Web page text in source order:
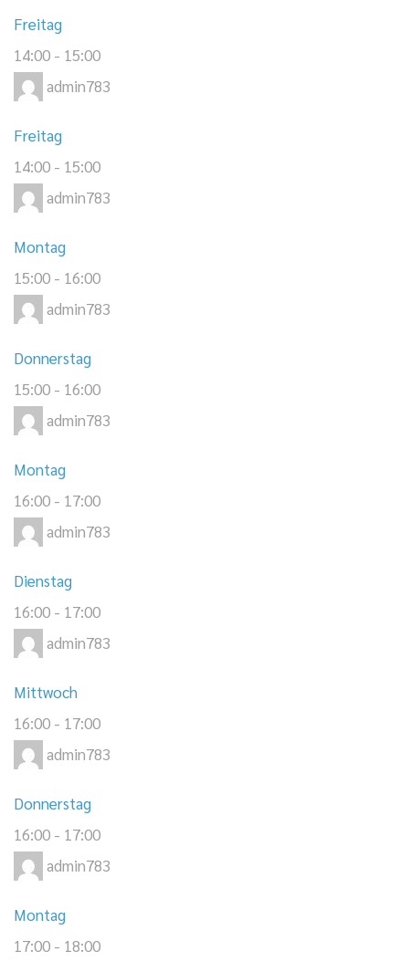
Freitag
14:00 - 15:00
admin783
Freitag
14:00 - 15:00
admin783
Montag
15:00 - 16:00
admin783
Donnerstag
15:00 - 16:00
admin783
Montag
16:00 - 17:00
admin783
Dienstag
16:00 - 17:00
admin783
Mittwoch
16:00 - 17:00
admin783
Donnerstag
16:00 - 17:00
admin783
Montag
17:00 - 18:00